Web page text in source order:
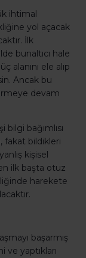
ihtimal
yol açacak
İlk
bunaltıcı hale
alanını ele alıp
Ancak bu
devam
bağımlısı
fakat bildikleri
kişisel
ilk başta otuz
harekete
başarmış
ve yaptıkları